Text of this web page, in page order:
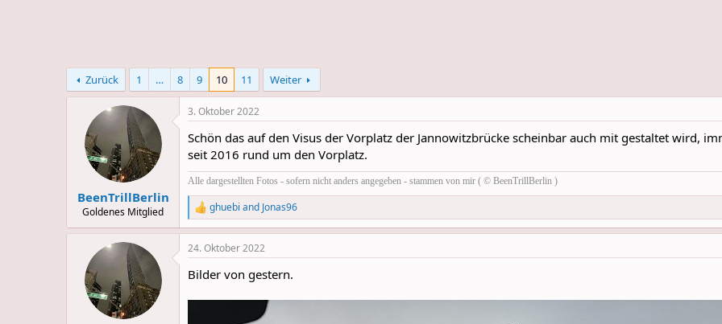
Zurück 1 … 8 9 10 11 Weiter
BeenTrillBerlin
Goldenes Mitglied
3. Oktober 2022
Schön das auf den Visus der Vorplatz der Jannowitzbrücke scheinbar auch mit gestaltet wird,
seit 2016 rund um den Vorplatz.
Alle dargestellten Fotos - sofern nicht anders angegeben - stammen von mir ( © BeenTrillBerlin )
R
e
a
c
i
n
ghuebi and Jonas96
24. Oktober 2022
Bilder von gestern.